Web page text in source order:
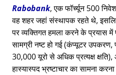
Rabobank, एक फॉर्च्यून 500
वह शहर जहां संस्थापक रहते थे,
पर व्यक्तिगत हमला करने के प्रयास
सामग्री नष्ट हो गई (कंप्यूटर उपकरण,
30,000 यूरो से अधिक प्रत्यक्ष क्षति),
हास्यास्पद भ्रष्टाचार का सामना